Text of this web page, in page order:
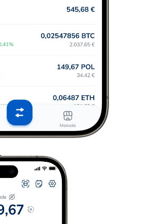
bonifico bancario
bancario